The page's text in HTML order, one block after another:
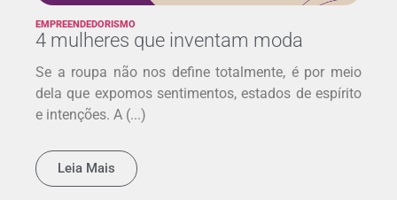
EMPREENDEDORISMO
4 mulheres que inventam moda
Se a roupa não nos define totalmente, é por meio
dela que expomos sentimentos, estados de espírito
e intenções. A (...)
Leia Mais